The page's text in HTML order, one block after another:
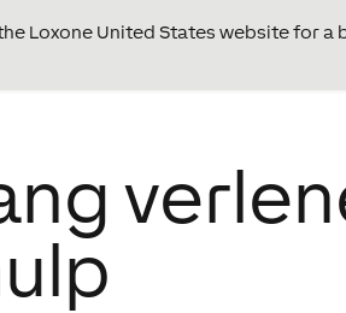
Loxone United States website for a